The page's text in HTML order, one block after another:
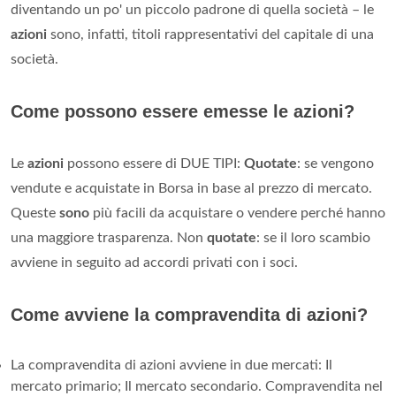
diventando un po' un piccolo padrone di quella società – le
azioni sono, infatti, titoli rappresentativi del capitale di una
società.
Come possono essere emesse le azioni?
Le azioni possono essere di DUE TIPI: Quotate: se vengono
vendute e acquistate in Borsa in base al prezzo di mercato.
Queste sono più facili da acquistare o vendere perché hanno
una maggiore trasparenza. Non quotate: se il loro scambio
avviene in seguito ad accordi privati con i soci.
Come avviene la compravendita di azioni?
La compravendita di azioni avviene in due mercati: Il
mercato primario; Il mercato secondario. Compravendita nel